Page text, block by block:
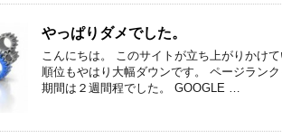
やっぱりダメでした。
こんにちは。 このサイトが立ち上がりかけ
順位もやはり大幅ダウンです。 ページラン
期間は２週間程でした。 GOOGLE …